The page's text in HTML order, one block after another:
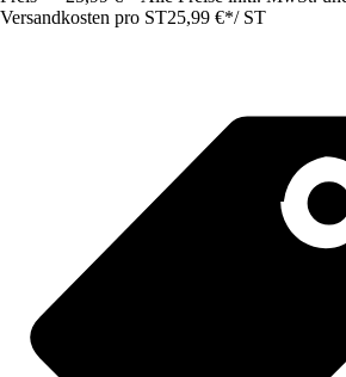
Versandkosten pro ST25,99 €*/ ST